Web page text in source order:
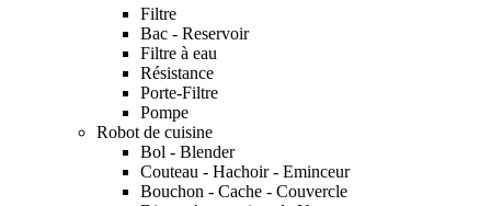
Filtre
Bac - Reservoir
Filtre à eau
Résistance
Porte-Filtre
Pompe
Robot de cuisine
Bol - Blender
Couteau - Hachoir - Eminceur
Bouchon - Cache - Couvercle